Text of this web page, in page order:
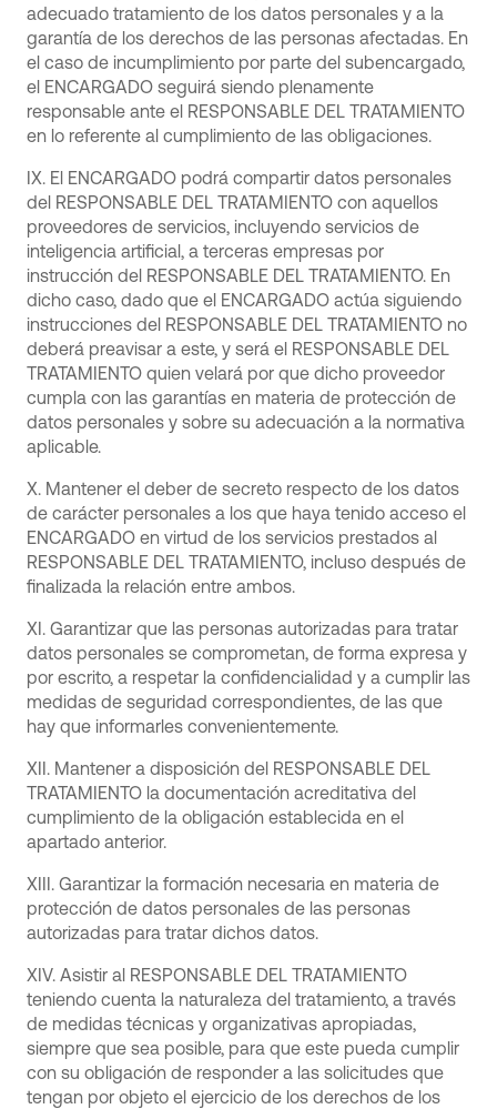
adecuado tratamiento de los datos personales y a la
garantía de los derechos de las personas afectadas. En
el caso de incumplimiento por parte del subencargado,
el ENCARGADO seguirá siendo plenamente
responsable ante el RESPONSABLE DEL TRATAMIENTO
en lo referente al cumplimiento de las obligaciones.
IX. El ENCARGADO podrá compartir datos personales
del RESPONSABLE DEL TRATAMIENTO con aquellos
proveedores de servicios, incluyendo servicios de
inteligencia artificial, a terceras empresas por
instrucción del RESPONSABLE DEL TRATAMIENTO. En
dicho caso, dado que el ENCARGADO actúa siguiendo
instrucciones del RESPONSABLE DEL TRATAMIENTO no
deberá preavisar a este, y será el RESPONSABLE DEL
TRATAMIENTO quien velará por que dicho proveedor
cumpla con las garantías en materia de protección de
datos personales y sobre su adecuación a la normativa
aplicable.
X. Mantener el deber de secreto respecto de los datos
de carácter personales a los que haya tenido acceso el
ENCARGADO en virtud de los servicios prestados al
RESPONSABLE DEL TRATAMIENTO, incluso después de
finalizada la relación entre ambos.
XI. Garantizar que las personas autorizadas para tratar
datos personales se comprometan, de forma expresa y
por escrito, a respetar la confidencialidad y a cumplir las
medidas de seguridad correspondientes, de las que
hay que informarles convenientemente.
XII. Mantener a disposición del RESPONSABLE DEL
TRATAMIENTO la documentación acreditativa del
cumplimiento de la obligación establecida en el
apartado anterior.
XIII. Garantizar la formación necesaria en materia de
protección de datos personales de las personas
autorizadas para tratar dichos datos.
XIV. Asistir al RESPONSABLE DEL TRATAMIENTO
teniendo cuenta la naturaleza del tratamiento, a través
de medidas técnicas y organizativas apropiadas,
siempre que sea posible, para que este pueda cumplir
con su obligación de responder a las solicitudes que
tengan por objeto el ejercicio de los derechos de los